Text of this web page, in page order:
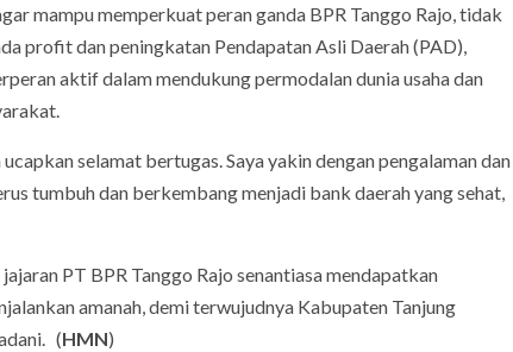
mampu memperkuat peran ganda BPR Tanggo Rajo, tidak
profit dan peningkatan Pendapatan Asli Daerah (PAD),
aktif dalam mendukung permodalan dunia usaha dan
selamat bertugas. Saya yakin dengan pengalaman dan
tumbuh dan berkembang menjadi bank daerah yang sehat,
PT BPR Tanggo Rajo senantiasa mendapatkan
amanah, demi terwujudnya Kabupaten Tanjung
(HMN)